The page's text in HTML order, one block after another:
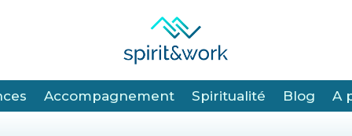
Accompagnement Spiritualité Blog A
Accompagnement Spiritualité Blog A